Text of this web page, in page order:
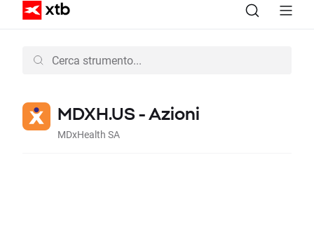
MDXH.US - Azioni
MDxHealth SA